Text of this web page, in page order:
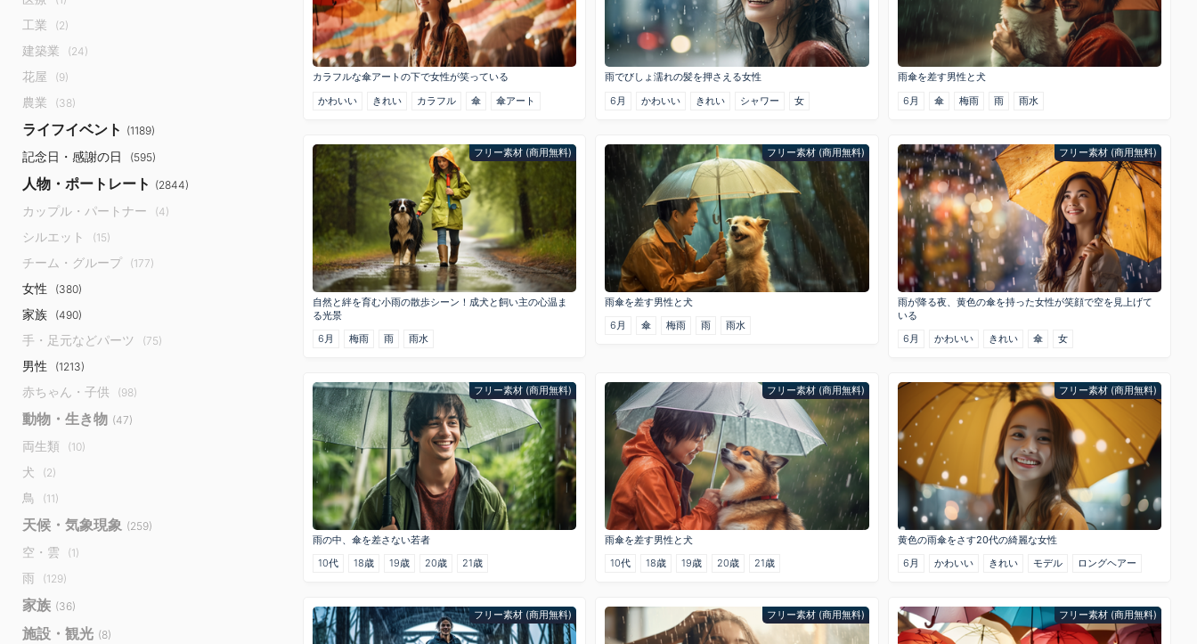
工業 (2)
建築業 (24)
花屋 (9)
農業 (38)
ライフイベント (1189)
記念日・感謝の日 (595)
人物・ポートレート (2844)
カップル・パートナー (4)
シルエット (15)
チーム・グループ (177)
女性 (380)
家族 (490)
手・足元などパーツ (75)
男性 (1213)
赤ちゃん・子供 (98)
動物・生き物 (47)
両生類 (10)
犬 (2)
鳥 (11)
天候・気象現象 (259)
空・雲 (1)
雨 (129)
家族 (36)
施設・観光 (8)
カラフルな傘アートの下で女性が笑っている
かわいい
きれい カラフル 傘 傘アート
雨でびしょ濡れの髪を押さえる女性
6月
かわいい きれい シャワー 女
雨傘を差す男性と犬
6月
傘 梅雨 雨 雨水
フリー素材 (商用無料)
自然と絆を育む小雨の散歩シーン！成犬と飼い主の心温ま
る光景
6月
梅雨 雨 雨水
フリー素材 (商用無料)
雨傘を差す男性と犬
6月
傘 梅雨 雨 雨水
フリー素材 (商用無料)
雨が降る夜、黄色の傘を持った女性が笑顔で空を見上げて
いる
6月
かわいい きれい 傘 女
フリー素材 (商用無料)
雨の中、傘を差さない若者
10代
18歳 19歳 20歳 21歳
フリー素材 (商用無料)
雨傘を差す男性と犬
10代
18歳 19歳 20歳 21歳
フリー素材 (商用無料)
黄色の雨傘をさす20代の綺麗な女性
6月
かわいい きれい モデル ロングヘアー
フリー素材 (商用無料) フリー素材 (商用無料) フリー素材 (商用無料)